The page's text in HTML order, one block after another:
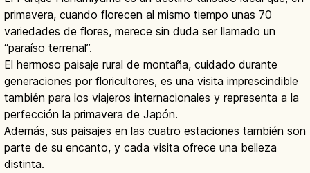
primavera, cuando florecen al mismo tiempo unas 70
variedades de flores, merece sin duda ser llamado un
“paraíso terrenal”.
El hermoso paisaje rural de montaña, cuidado durante
generaciones por floricultores, es una visita imprescindible
también para los viajeros internacionales y representa a la
perfección la primavera de Japón.
Además, sus paisajes en las cuatro estaciones también son
parte de su encanto, y cada visita ofrece una belleza
distinta.